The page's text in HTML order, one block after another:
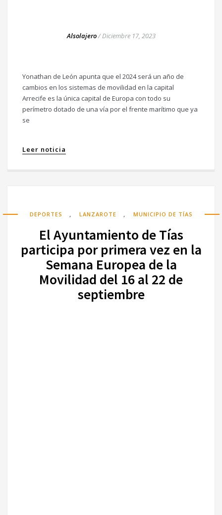
Alsolajero/Diciembre 17, 2023
Yonathan de León apunta que el 2024 será un año de
cambios en los sistemas de movilidad en la capital
Arrecife es la única capital de Europa con todo su
perímetro dotado de una vía por el frente marítimo que ya
se
Leer noticia
DEPORTES , LANZAROTE , MUNICIPIO DE TÍAS
El Ayuntamiento de Tías
participa por primera vez en la
Semana Europea de la
Movilidad del 16 al 22 de
septiembre